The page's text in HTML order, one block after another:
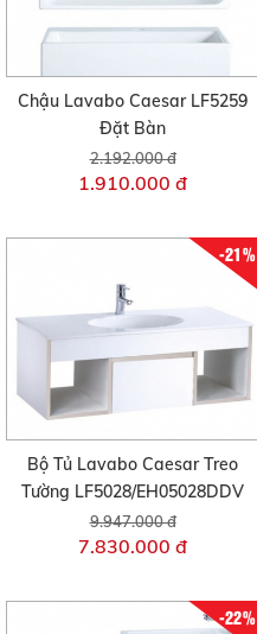
Chậu Lavabo Caesar LF5259
Đặt Bàn
2.192.000 đ
1.910.000 đ
-21%
Bộ Tủ Lavabo Caesar Treo
Tường LF5028/EH05028DDV
9.947.000 đ
7.830.000 đ
-22%